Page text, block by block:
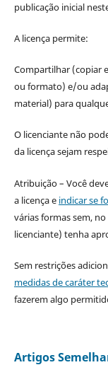
publicação inicial
A licença permite:
Compartilhar (copiar
ou formato) e/ou
material) para
O licenciante não
da licença sejam
Atribuição – Você
a licença e indicar se
várias formas sem,
licenciante) tenha
Sem restrições
medidas de caráter
fazerem algo
Artigos